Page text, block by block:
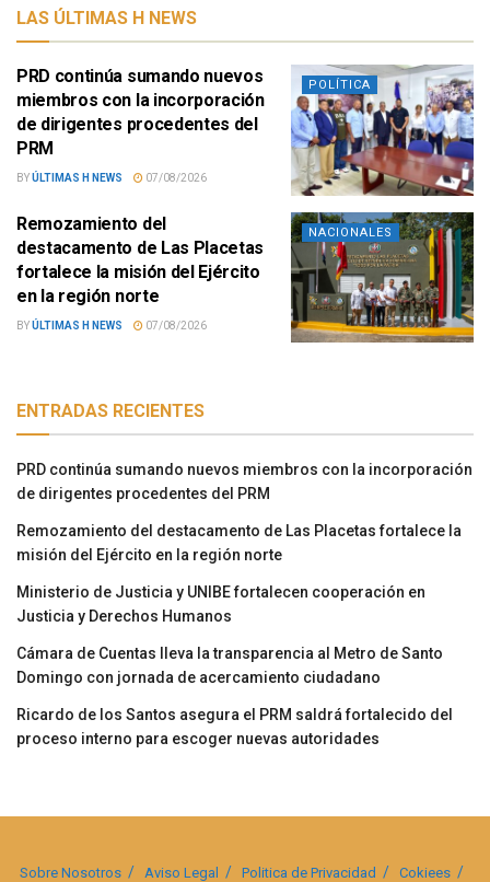
LAS ÚLTIMAS H NEWS
POLÍTICA
PRD continúa sumando nuevos
miembros con la incorporación
de dirigentes procedentes del
PRM
BYÚLTIMAS H NEWS 07/08/2026
NACIONALES
Remozamiento del
destacamento de Las Placetas
fortalece la misión del Ejército
en la región norte
BYÚLTIMAS H NEWS 07/08/2026
ENTRADAS RECIENTES
PRD continúa sumando nuevos miembros con la incorporación
de dirigentes procedentes del PRM
Remozamiento del destacamento de Las Placetas fortalece la
misión del Ejército en la región norte
Ministerio de Justicia y UNIBE fortalecen cooperación en
Justicia y Derechos Humanos
Cámara de Cuentas lleva la transparencia al Metro de Santo
Domingo con jornada de acercamiento ciudadano
Ricardo de los Santos asegura el PRM saldrá fortalecido del
proceso interno para escoger nuevas autoridades
Sobre Nosotros Aviso Legal Politica de Privacidad Cokiees